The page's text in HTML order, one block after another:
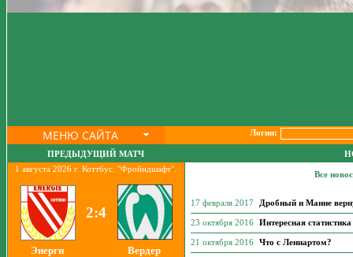
МЕНЮ САЙТА Логин:
ПРЕДЫДУЩИЙ МАТЧ
1 августа 2026 г. Коттбус. "Фройндшафт".
2:4
Энерги Вердер
Все
17 февраля 2017 Дробный и Манне
23 октября 2016 Интересная
21 октября 2016 Что с Леннартом?